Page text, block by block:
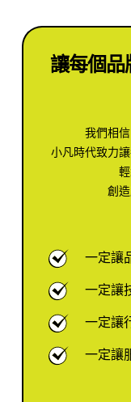
讓每個
我們相
小凡時代致力
創
一定讓
一定讓
一定讓
一定讓